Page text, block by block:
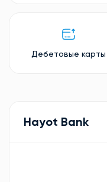
Дебетовые карты
Hayot Bank